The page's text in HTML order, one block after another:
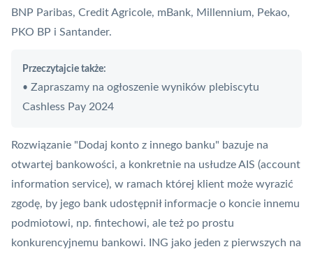
BNP Paribas, Credit Agricole, mBank, Millennium, Pekao,
PKO BP i Santander.
Przeczytajcie także:
• Zapraszamy na ogłoszenie wyników plebiscytu
Cashless Pay 2024
Rozwiązanie "Dodaj konto z innego banku" bazuje na
otwartej bankowości, a konkretnie na usłudzeAIS (account
information service), w ramach której klient może wyrazić
zgodę, by jego bank udostępnił informacje o koncie innemu
podmiotowi, np. fintechowi, ale też po prostu
konkurencyjnemu bankowi. ING jako jeden z pierwszych na